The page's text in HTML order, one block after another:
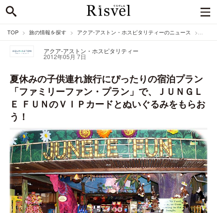
TOP 旅の情報を探す アクア-アストン・ホスピタリティーのニュース
アクア-アストン・ホスピタリティー
2012年05月 7日
夏休みの子供連れ旅行にぴったりの宿泊プラン
「ファミリーファン・プラン」で、ＪＵＮＧＬ
Ｅ ＦＵＮのＶＩＰカードとぬいぐるみをもらお
う！